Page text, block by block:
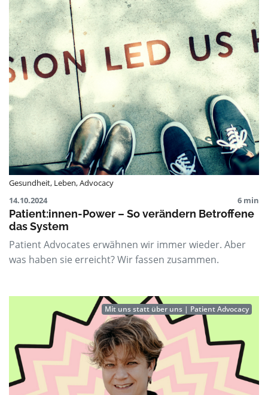
Gesundheit, Leben,Advocacy
14.10.2024
6 min
Patient:innen-Power – So verändern Betroffene
das System
Patient Advocates erwähnen wir immer wieder. Aber
was haben sie erreicht? Wir fassen zusammen.
Mit uns statt über uns | Patient Advocacy